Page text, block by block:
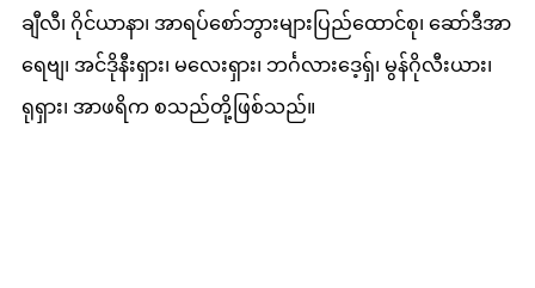
ချီလီ၊ ဂိုင်ယာနာ၊ အာရပ်စော်ဘွားများပြည်ထောင်စု၊ ဆော်ဒီအာ
ရေဗျ၊ အင်ဒိုနီးရှား၊ မလေးရှား၊ ဘင်္ဂလားဒေ့ရှ်၊ မွန်ဂိုလီးယား၊
ရုရှား၊ အာဖရိက စသည်တို့ဖြစ်သည်။